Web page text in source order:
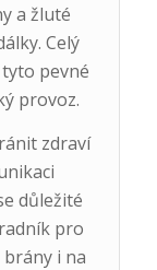
a žluté
Celý
pevné
provoz.
zdraví
důležité
pro
i na